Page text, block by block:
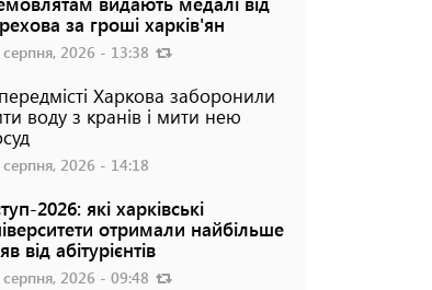
за гроші харків'ян
2026 - 13:38
Харкова заборонили
воду з кранів і мити нею
2026 - 14:18
2026: які харківські
отримали найбільше
від абітурієнтів
2026 - 09:48